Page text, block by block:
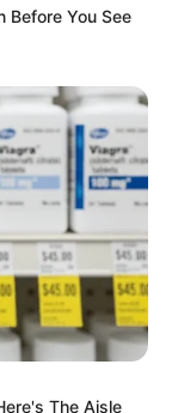
Before You See
The Aisle